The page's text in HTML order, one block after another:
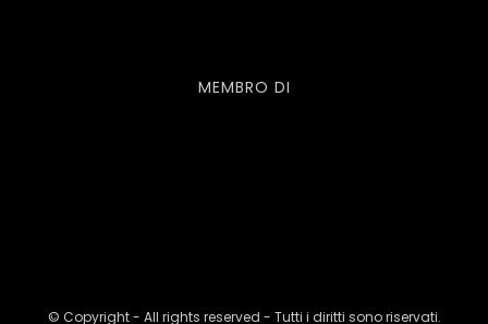
MEMBRO DI
© Copyright - All rights reserved - Tutti i diritti sono riservati.